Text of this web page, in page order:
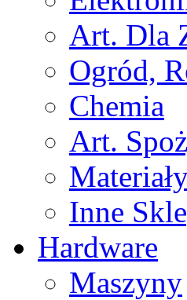
Art. Dla
Ogród,
Chemia
Art.
Inne
Hardware
Maszyny